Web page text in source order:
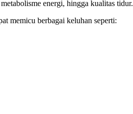
energi, hingga kualitas tidur.
memicu berbagai keluhan seperti: